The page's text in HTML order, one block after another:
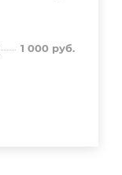
1 000 руб.